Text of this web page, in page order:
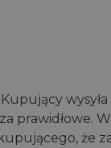
prawidłowe.
że